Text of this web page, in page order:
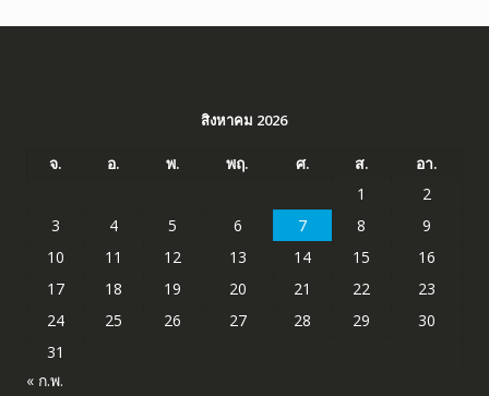
สิงหาคม 2026
จ. อ. พ. พฤ. ศ. ส.
อา.
1
2
3
4 5 6 7 8
9
10
11 12 13 14 15
16
17
18 19 20 21 22
23
24
25 26 27 28 29
30
31
« ก.พ.